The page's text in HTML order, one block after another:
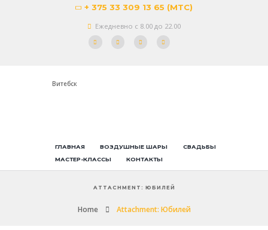
+ 375 33 309 13 65 (МТС)
Ежедневно с 8.00 до 22.00
Витебск
ГЛАВНАЯ ВОЗДУШНЫЕ ШАРЫ
СВАДЬБЫ
МАСТЕР-КЛАССЫ
КОНТАКТЫ
ATTACHMENT: ЮБИЛЕЙ
Home Attachment: Юбилей